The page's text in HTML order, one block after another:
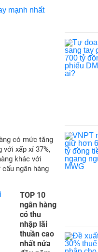
có mức tăng
xấp xỉ 37%,
khác với
ngân hàng
TOP 10
ngân hàng
có thu
nhập lãi
thuần cao
nhất nửa